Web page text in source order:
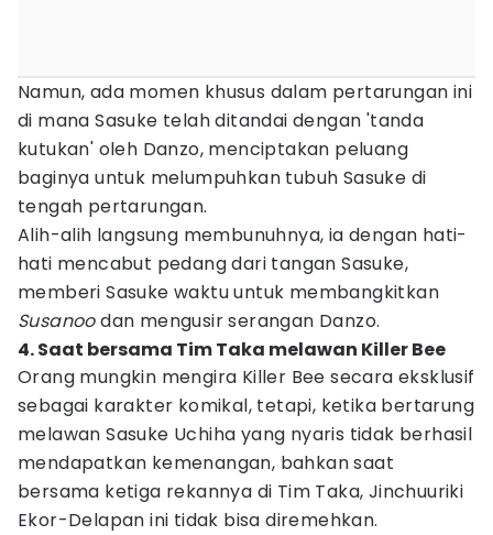
Namun, ada momen khusus dalam pertarungan ini
di mana Sasuke telah ditandai dengan 'tanda
kutukan' oleh Danzo, menciptakan peluang
baginya untuk melumpuhkan tubuh Sasuke di
tengah pertarungan.
Alih-alih langsung membunuhnya, ia dengan hati-
hati mencabut pedang dari tangan Sasuke,
memberi Sasuke waktu untuk membangkitkan
Susanoodan mengusir serangan Danzo.
4. Saat bersama Tim Taka melawan Killer Bee
Orang mungkin mengira Killer Bee secara eksklusif
sebagai karakter komikal, tetapi, ketika bertarung
melawan Sasuke Uchiha yang nyaris tidak berhasil
mendapatkan kemenangan, bahkan saat
bersama ketiga rekannya di Tim Taka, Jinchuuriki
Ekor-Delapan ini tidak bisa diremehkan.